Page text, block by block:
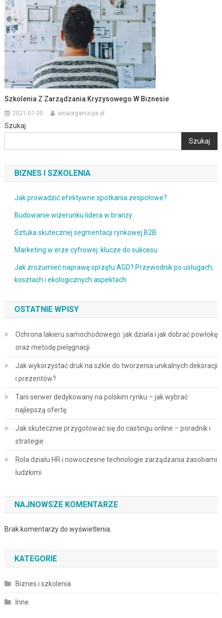
Szkolenia Z Zarządzania Kryzysowego W Biznesie
2021-07-30 aniaorganizuje.pl
Szukaj
Szukaj
BIZNES I SZKOLENIA
Jak prowadzić efektywne spotkania zespołowe?
Budowanie wizerunku lidera w branży
Sztuka skutecznej segmentacji rynkowej B2B
Marketing w erze cyfrowej: klucze do sukcesu
Jak zrozumieć naprawę sprzętu AGD? Przewodnik po usługach,
kosztach i ekologicznych aspektach
OSTATNIE WPISY
Ochrona lakieru samochodowego: jak działa i jak dobrać powłokę
oraz metodę pielęgnacji
Jak wykorzystać druk na szkle do tworzenia unikalnych dekoracji
i prezentów?
Tani serwer dedykowany na polskim rynku – jak wybrać
najlepszą ofertę
Jak skutecznie przygotować się do castingu online – poradnik i
strategie
Rola działu HR i nowoczesne technologie zarządzania zasobami
ludzkimi
NAJNOWSZE KOMENTARZE
Brak komentarzy do wyświetlenia.
KATEGORIE
Biznes i szkolenia
Inne